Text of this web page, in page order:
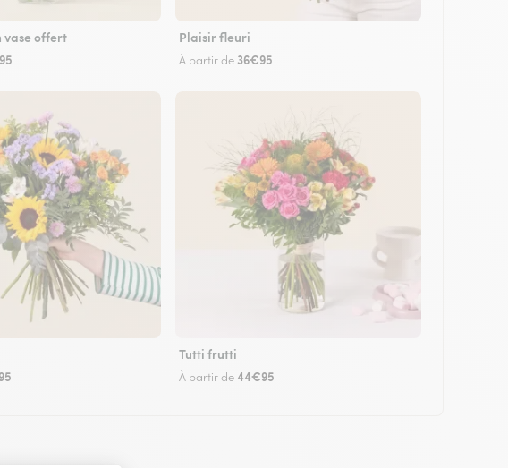
vase offert Plaisir fleuri
À partir de 36€95
Tutti frutti
À partir de44€95